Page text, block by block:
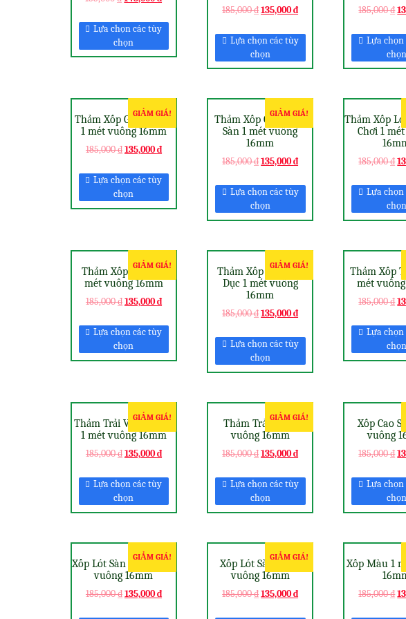
Lựa chọn các tùy
chọn
185,000₫135,000₫
Lựa chọn các tùy
chọn
185,000₫
Lựa
chọn
GIẢM GIÁ!
Thảm Xốp Ghép Hình
1 mét vuông 16mm
185,000₫135,000₫
Lựa chọn các tùy
chọn
GIẢM GIÁ!
Thảm Xốp Ghép Trải
Sàn 1 mét vuông
16mm
185,000₫135,000₫
Lựa chọn các tùy
chọn
Thảm Xốp
Chơi 1
185,000₫
Lựa
chọn
GIẢM GIÁ!
Thảm Xốp Miếng 1
mét vuông 16mm
185,000₫135,000₫
Lựa chọn các tùy
chọn
GIẢM GIÁ!
Thảm Xốp Tập Thể
Dục 1 mét vuông
16mm
185,000₫135,000₫
Lựa chọn các tùy
chọn
Thảm Xốp
mét
185,000₫
Lựa
chọn
GIẢM GIÁ!
Thảm Trải Văn Phòng
1 mét vuông 16mm
185,000₫135,000₫
Lựa chọn các tùy
chọn
GIẢM GIÁ!
Thảm Trải 1 mét
vuông 16mm
185,000₫135,000₫
Lựa chọn các tùy
chọn
Xốp Cao
vuông
185,000₫
Lựa
chọn
GIẢM GIÁ!
Xốp Lót Sàn Nhà 1 mét
vuông 16mm
185,000₫135,000₫
GIẢM GIÁ!
Xốp Lót Sàn 1 mét
vuông 16mm
185,000₫135,000₫
Xốp Màu 1
185,000₫